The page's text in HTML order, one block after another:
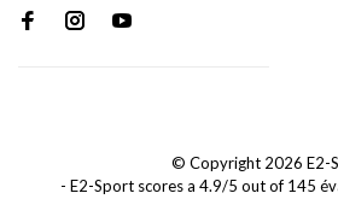
© Copyright 2026 E2-
- E2-Sport scores a 4.9/5 out of 145